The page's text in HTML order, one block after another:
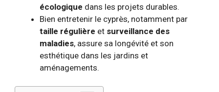
écologique dans les projets durables.
Bien entretenir le cyprès, notamment par
taille régulière et surveillance des
maladies, assure sa longévité et son
esthétique dans les jardins et
aménagements.